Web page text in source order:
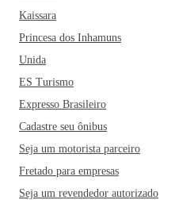
Kaissara
Princesa dos Inhamuns
Unida
ES Turismo
Expresso Brasileiro
Cadastre seu ônibus
Seja um motorista parceiro
Fretado para empresas
Seja um revendedor autorizado